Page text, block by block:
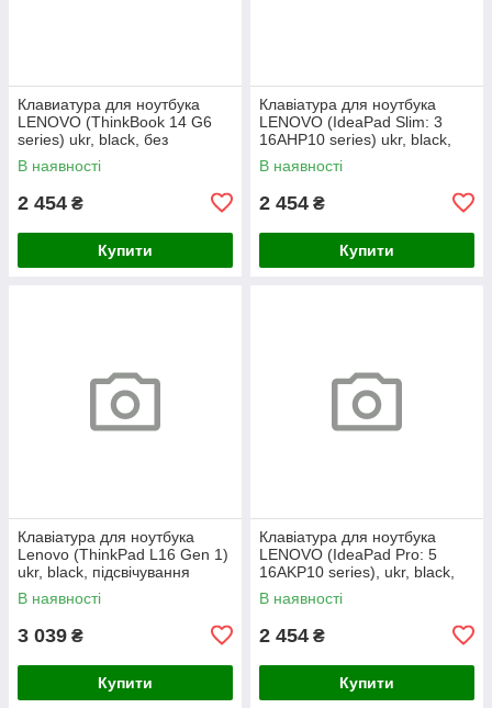
Клавиатура для ноутбука
LENOVO (ThinkBook 14 G6
series) ukr, black, без
фрейма, подсветка клавиш
(copilot)
В наявності
2 454 ₴
Купити
Клавіатура для ноутбука
LENOVO (IdeaPad Slim: 3
16AHP10 series) ukr, black,
без кадру, підсвічування
клавіш
В наявності
2 454 ₴
Купити
Клавіатура для ноутбука
Lenovo (ThinkPad L16 Gen 1)
ukr, black, підсвічування
клавіш (copilot)
В наявності
3 039 ₴
Купити
Клавіатура для ноутбука
LENOVO (IdeaPad Pro: 5
16AKP10 series), ukr, black,
без кадру, підсвічування
клавіш
В наявності
2 454 ₴
Купити